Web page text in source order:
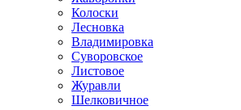
Колоски
Лесновка
Владимировка
Суворовское
Листовое
Журавли
Шелковичное